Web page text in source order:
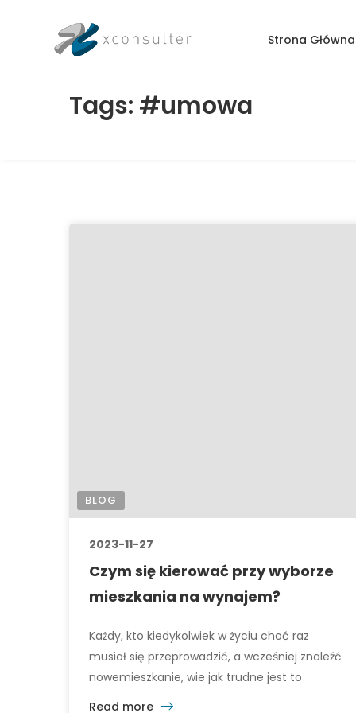
Strona Główna
Tags: #umowa
BLOG
2023-11-27
Czym się kierować przy wyborze
mieszkania na wynajem?
Każdy, kto kiedykolwiek w życiu choć raz
musiał się przeprowadzić, a wcześniej znaleźć
nowemieszkanie, wie jak trudne jest to
zadanie. Sama przeprowadzka jest stresująca
Read more